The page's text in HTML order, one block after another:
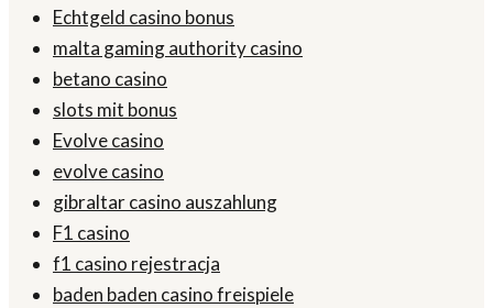
Echtgeld casino bonus
malta gaming authority casino
betano casino
slots mit bonus
Evolve casino
evolve casino
gibraltar casino auszahlung
F1 casino
f1 casino rejestracja
baden baden casino freispiele